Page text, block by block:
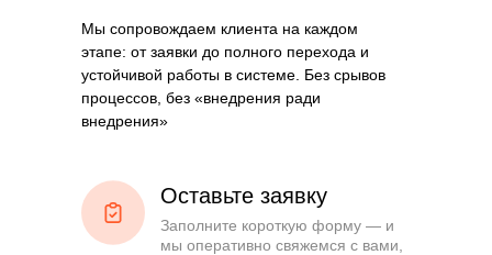
Мы сопровождаем клиента на каждом
этапе: от заявки до полного перехода и
устойчивой работы в системе. Без срывов
процессов, без «внедрения ради
внедрения»
Заполните короткую форму — и
мы оперативно свяжемся с вами,
Оставьте заявку